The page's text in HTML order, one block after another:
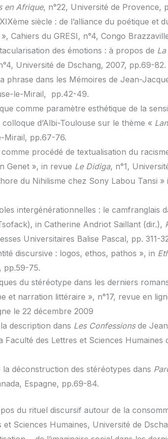
en Afrique, n°22, Université de Provence,
siècle : de l’alliance du poétique et
Cahiers du GRESI, n°4, Congo
des émotions : à propos de
Université de Dschang, 2007, pp.69-82.
phrase dans les Mémoires de Jean-
le-Mirail, pp.42-49.
comme paramètre esthétique de la
d’Albi-Toulouse sur le thème «
Mirail, pp.67-76.
procédé de textualisation du
Genet », in revue Le Didiga, n°1,
du Nihilisme chez Sony Labou Tansi »
intergénérationnelles : le camfranglais
in Catherine Andriot Saillant (dir.),
Universitaires Balise Pascal, pp. 311-
discursive : logos, ethos, pathos », in
pp.59-75.
du stéréotype dans les derniers
et narration littéraire », n°17, revue en
le 22 décembre 2009
description dans Les Confessionsde
Faculté des Lettres et Sciences Humaines
déconstruction des stéréotypes dans
Espagne, pp.69-84.
du rituel discursif autour de la
et Sciences Humaines, Université de